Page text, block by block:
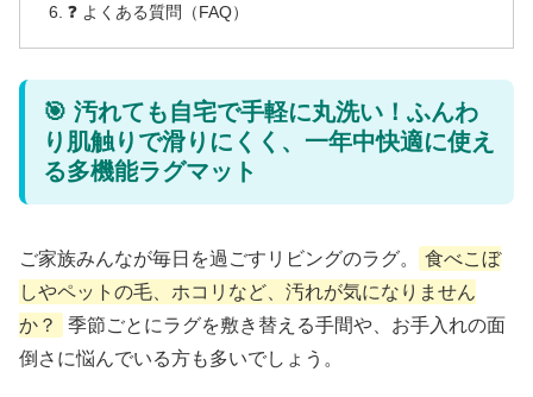
❓ よくある質問（FAQ）
🎯 汚れても自宅で手軽に丸洗い！ふんわ
り肌触りで滑りにくく、一年中快適に使え
る多機能ラグマット
ご家族みんなが毎日を過ごすリビングのラグ。
食べこぼ
しやペットの毛、ホコリなど、汚れが気になりません
か？
季節ごとにラグを敷き替える手間や、お手入れの面
倒さに悩んでいる方も多いでしょう。